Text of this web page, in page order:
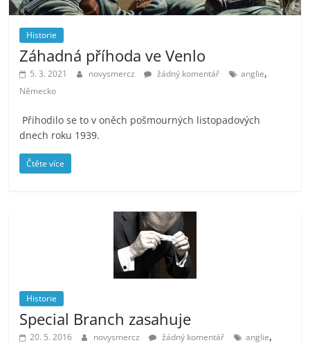
Historie
Záhadná příhoda ve Venlo
5. 3. 2021 novysmercz žádný komentář anglie,
Německo
Přihodilo se to v oněch pošmourných listopadových
dnech roku 1939.
Čtěte více
Historie
Special Branch zasahuje
20. 5. 2016 novysmercz žádný komentář anglie,